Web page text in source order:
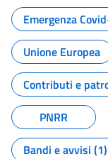
Emergenza
Unione Europea
Contributi e
PNRR
Bandi e avvisi (1)